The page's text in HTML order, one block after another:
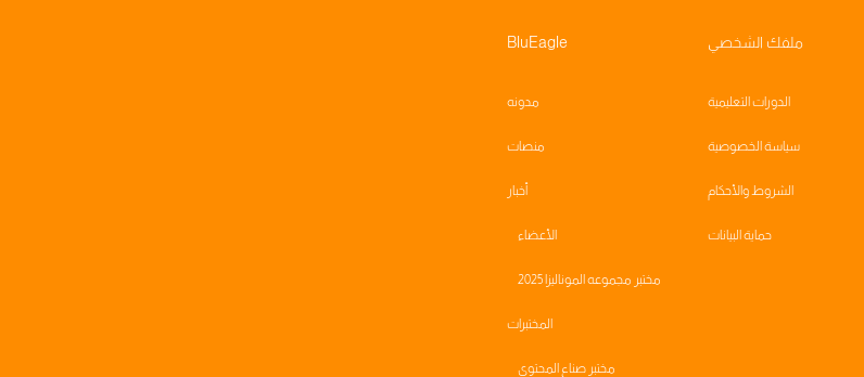
ملفك الشخصي
الدورات التعليمية
سياسة الخصوصية
الشروط والأحكام
حماية البيانات
BluEagle
مدونه
منصات
أخبار
الأعضاء
مختبر مجموعه الموناليزا 2025
المختبرات
مختبر صناع المحتوى